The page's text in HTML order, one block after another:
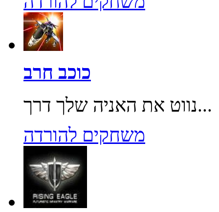
כוכב חרב
נווט את האניה שלך דרך...
משחקים להורדה